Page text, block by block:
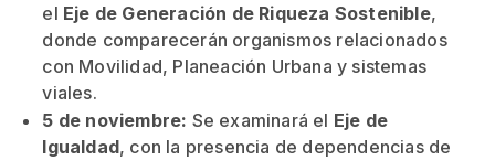
el Eje de Generación de Riqueza Sostenible,
donde comparecerán organismos relacionados
con Movilidad, Planeación Urbana y sistemas
viales.
5 de noviembre: Se examinará el Eje de
Igualdad, con la presencia de dependencias de